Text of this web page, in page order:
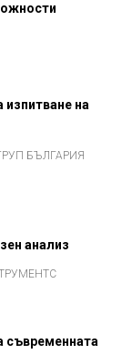
изпитване на
БЪЛГАРИЯ
анализ
съвременната